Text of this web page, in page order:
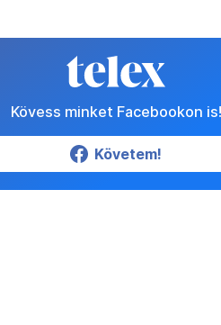
Kövess minket Facebookon is!
Követem!